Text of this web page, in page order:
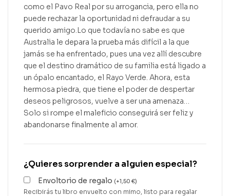
como el Pavo Real por su arrogancia, pero ella no
puede rechazar la oportunidad ni defraudar a su
querido amigo.Lo que todavía no sabe es que
Australia le depara la prueba más difícil a la que
jamás se ha enfrentado, pues una vez allí descubre
que el destino dramático de su familia está ligado a
un ópalo encantado, el Rayo Verde. Ahora, esta
hermosa piedra, que tiene el poder de despertar
deseos peligrosos, vuelve a ser una amenaza…
Solo si rompe el maleficio conseguirá ser feliz y
abandonarse finalmente al amor.
¿Quieres sorprender a alguien especial?
Envoltorio de regalo (+1,50 €)
Recibirás tu libro envuelto con mimo, listo para regalar